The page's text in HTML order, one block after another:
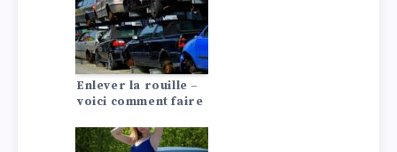
Enlever la rouille –
voici comment faire